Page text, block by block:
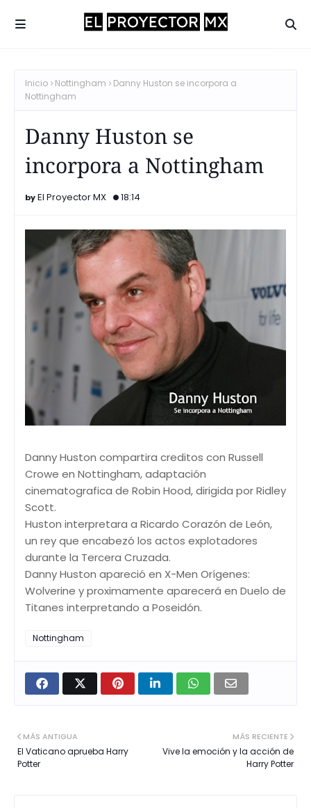
Inicio Nottingham
Danny Huston se incorpora a
Nottingham
Danny Huston se
incorpora a Nottingham
El Proyector MX 18:14
Danny Huston compartira creditos con Russell
Crowe en Nottingham, adaptación
cinematografica de Robin Hood, dirigida por Ridley
Scott.
Huston interpretara a Ricardo Corazón de León,
un rey que encabezó los actos explotadores
durante la Tercera Cruzada.
Danny Huston apareció en X-Men Orígenes:
Wolverine y proximamente aparecerá en Duelo de
Titanes interpretando a Poseidón.
Nottingham
MÁS RECIENTE
Vive la emoción y la acción de
Harry Potter
MÁS ANTIGUA
El Vaticano aprueba Harry
Potter